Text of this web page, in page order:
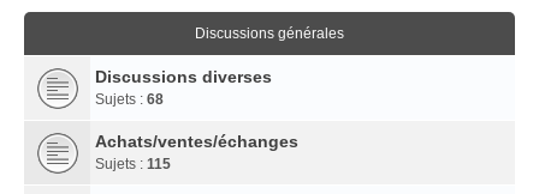
Discussions générales
Discussions diverses
Sujets : 68
Achats/ventes/échanges
Sujets : 115